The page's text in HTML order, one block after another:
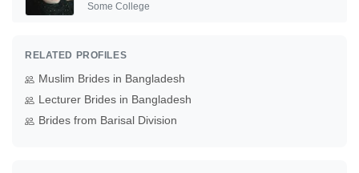
Some College
RELATED PROFILES
Muslim Brides in Bangladesh
Lecturer Brides in Bangladesh
Brides from Barisal Division